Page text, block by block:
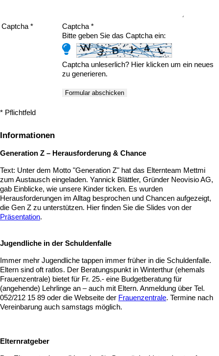
Captcha *
Captcha *
Bitte geben Sie das Captcha ein:
Captcha unleserlich? Hier klicken um ein neues
zu generieren.
* Pflichtfeld
Informationen
Generation Z – Herausforderung & Chance
Text: Unter dem Motto "Generation Z" hat das Elternteam Mettmi
zum Austausch eingeladen. Yannick Blättler, Gründer Neovisio AG,
gab Einblicke, wie unsere Kinder ticken. Es wurden
Herausforderungen im Alltag besprochen und Chancen aufgezeigt,
die Gen Z zu unterstützen. Hier finden Sie die Slides von der
Präsentation.
Jugendliche in der Schuldenfalle
Immer mehr Jugendliche tappen immer früher in die Schuldenfalle.
Eltern sind oft ratlos. Der Beratungspunkt in Winterthur (ehemals
Frauenzentrale) bietet für Fr. 25.- eine Budgetberatung für
(angehende) Lehrlinge an – auch mit Eltern. Anmeldung über Tel.
052/212 15 89 oder die Webseite der Frauenzentrale. Termine nach
Vereinbarung auch samstags möglich.
Elternratgeber